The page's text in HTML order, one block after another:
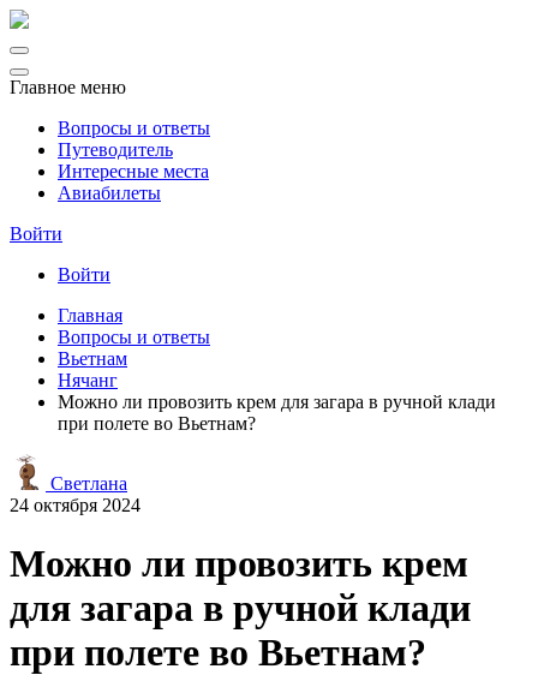
Главное меню
Вопросы и ответы
Путеводитель
Интересные места
Авиабилеты
Войти
Войти
Главная
Вопросы и ответы
Вьетнам
Нячанг
Можно ли провозить крем для загара в ручной клади
при полете во Вьетнам?
Светлана
24 октября 2024
Можно ли провозить крем
для загара в ручной клади
при полете во Вьетнам?